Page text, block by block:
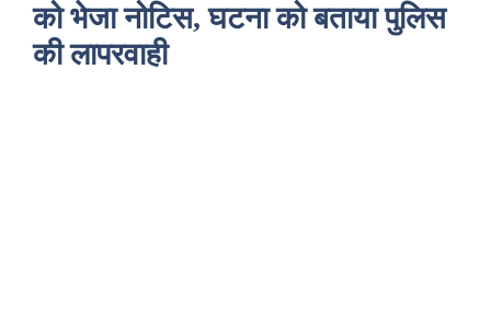
को भेजा नोटिस, घटना को बताया पुलिस
की लापरवाही